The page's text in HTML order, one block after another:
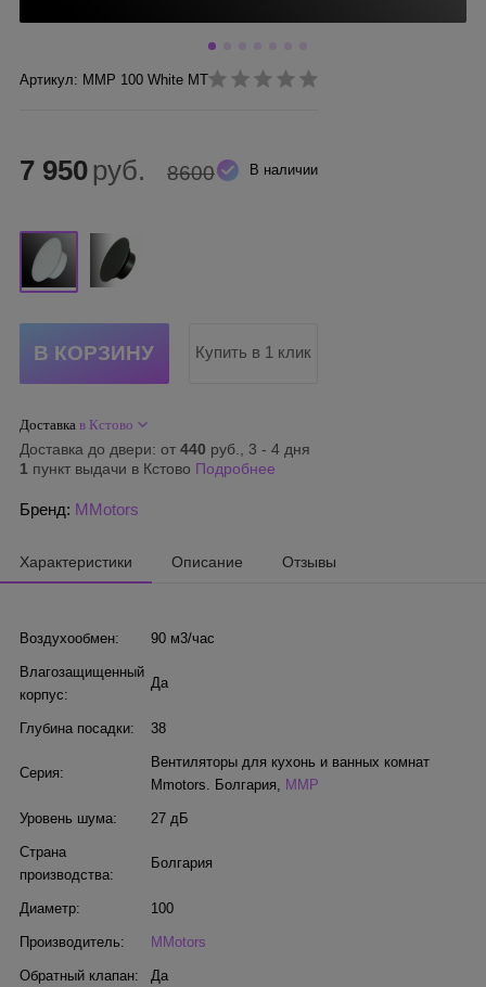
Артикул: ММР 100 White MT
В наличии
7 950 руб. 8600
Купить в 1 клик
Доставка в Кстово
Доставка до двери: от 440 руб., 3 - 4 дня
1 пункт выдачи в Кстово Подробнее
Бренд: MMotors
Характеристики Описание Отзывы
Воздухообмен: 90 м3/час
Влагозащищенный
корпус:
Да
Глубина посадки: 38
Серия:
Вентиляторы для кухонь и ванных комнат
Mmotors. Болгария, MMP
Уровень шума: 27 дБ
Страна
производства:
Болгария
Диаметр: 100
Производитель: MMotors
Обратный клапан: Да